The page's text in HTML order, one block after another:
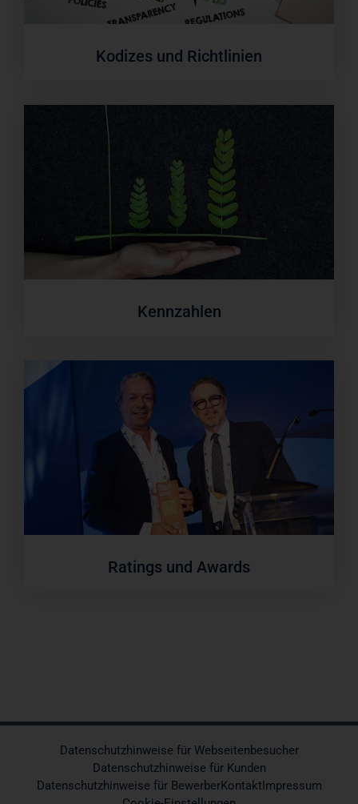
Kodizes und Richtlinien
Kennzahlen
Ratings und Awards
Datenschutzhinweise für Webseitenbesucher
Datenschutzhinweise für Kunden
Datenschutzhinweise für BewerberKontaktImpressum